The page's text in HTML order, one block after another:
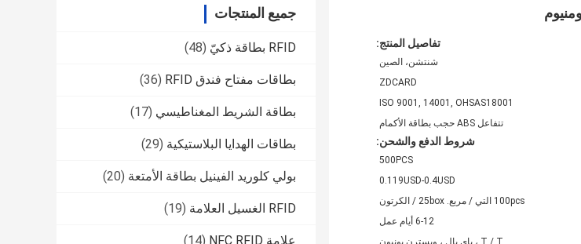
جميع المنتجات
RFID بطاقة ذكيّ (48)
بطاقات مفتاح فندق RFID (36)
بطاقة الشريط المغناطيسي (17)
بطاقات الهدايا البلاستيكية (29)
بولي كلوريد الفينيل بطاقة الأمتعة (20)
RFID الغسيل العلامة (19)
علامة NFC RFID (14)
تفاصيل المنتج:
شنتشن، الصين
ZDCARD
ISO 9001, 14001, OHSAS18001
تتفاعل ABS حجب بطاقة الأكمام
شروط الدفع والشحن:
500PCS
0.119USD-0.4USD
100pcs التي / مربع. 25box / الكرتون
6-12 أيام عمل